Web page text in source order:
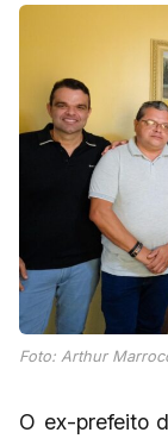
Foto: Arthur
O ex-prefeito